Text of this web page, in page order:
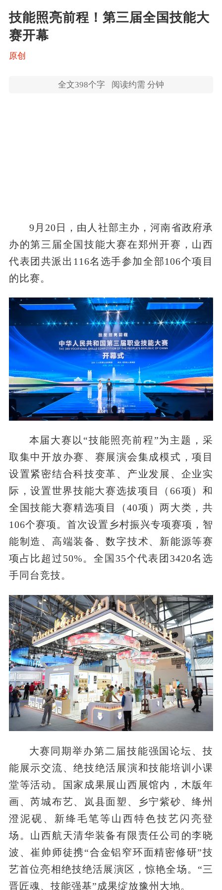
技能照亮前程！第三届全国技能大
赛开幕
原创
全文398个字 阅读约需 分钟
9月20日，由人社部主办，河南省政府承
办的第三届全国技能大赛在郑州开赛，山西
代表团共派出116名选手参加全部106个项目
的比赛。
本届大赛以“技能照亮前程”为主题，采
取集中开放办赛、赛展演会集成模式，项目
设置紧密结合科技变革、产业发展、企业实
际，设置世界技能大赛选拔项目（66项）和
全国技能大赛精选项目（40项）两大类，共
106个赛项。首次设置乡村振兴专项赛项，智
能制造、高端装备、数字技术、新能源等赛
项占比超过50%。全国35个代表团3420名选
手同台竞技。
大赛同期举办第二届技能强国论坛、技
能展示交流、绝技绝活展演和技能培训小课
堂等活动。国家成果展山西展馆内，木版年
画、芮城布艺、岚县面塑、乡宁紫砂、绛州
澄泥砚、新绛毛笔等山西特色技艺闪亮登
场。山西航天清华装备有限责任公司的李晓
波、崔帅师徒携“合金铝窄环面精密修研”技
艺首位亮相绝技绝活展演区，惊艳全场。“三
晋匠魂、技能强基”成果绽放豫州大地。